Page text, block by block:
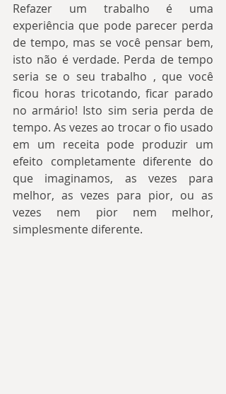
Refazer um trabalho é uma
experiência que pode parecer perda
de tempo, mas se você pensar bem,
isto não é verdade. Perda de tempo
seria se o seu trabalho , que você
ficou horas tricotando, ficar parado
no armário! Isto sim seria perda de
tempo. As vezes ao trocar o fio usado
em um receita pode produzir um
efeito completamente diferente do
que imaginamos, as vezes para
melhor, as vezes para pior, ou as
vezes nem pior nem melhor,
simplesmente diferente.